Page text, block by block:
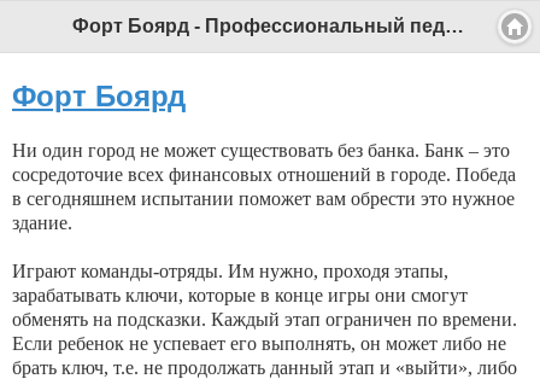
Форт Боярд - Профессиональный педагог
Форт Боярд
Ни один город не может существовать без банка. Банк – это
сосредоточие всех финансовых отношений в городе. Победа
в сегодняшнем испытании поможет вам обрести это нужное
здание.
Играют команды-отряды. Им нужно, проходя этапы,
зарабатывать ключи, которые в конце игры они смогут
обменять на подсказки. Каждый этап ограничен по времени.
Если ребенок не успевает его выполнять, он может либо не
брать ключ, т.е. не продолжать данный этап и «выйти», либо